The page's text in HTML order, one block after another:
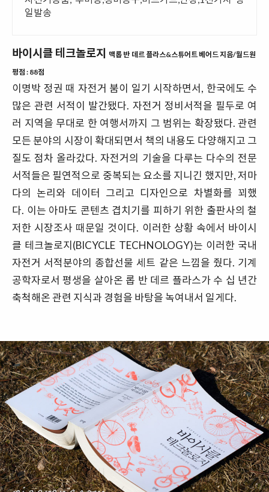
일발송
바이시클 테크놀로지 맥롭 반 데르 플라스&스튜어트 베어드지음/월드원
평점 : 88점
이명박 정권 때 자전거 붐이 일기 시작하면서, 한국에도 수
많은 관련 서적이 발간됐다. 자전거 정비서적을 필두로 여
러 지역을 무대로 한 여행서까지 그 범위는 확장됐다. 관련
모든 분야의 시장이 확대되면서 책의 내용도 다양해지고 그
질도 점차 올라갔다. 자전거의 기술을 다루는 다수의 전문
서적들은 필연적으로 중복되는 요소를 지니긴 했지만, 저마
다의 논리와 데이터 그리고 디자인으로 차별화를 꾀했
다. 이는 아마도 콘텐츠 겹치기를 피하기 위한 출판사의 철
저한 시장조사 때문일 것이다. 이러한 상황 속에서 바이시
클 테크놀로지(BICYCLE TECHNOLOGY)는 이러한 국내
자전거 서적분야의 종합선물 세트 같은 느낌을 줬다. 기계
공학자로서 평생을 살아온 롭 반 데르 플라스가 수 십 년간
축척해온 관련 지식과 경험을 바탕을 녹여내서 일게다.